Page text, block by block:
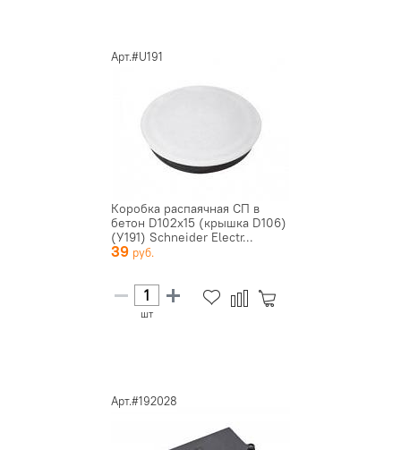
Арт.#U191
Коробка распаячная СП в
бетон D102х15 (крышка D106)
(У191) Schneider Electr...
39
шт
Арт.#192028